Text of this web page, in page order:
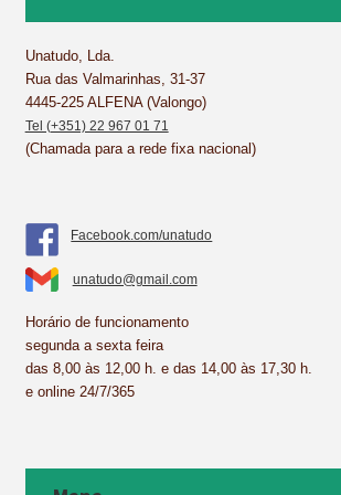
o
k
e
s
t
I
p
Unatudo, Lda.
Rua das Valmarinhas, 31-37
4445-225 ALFENA (Valongo)
Tel (+351) 22 967 01 71
(Chamada para a rede fixa nacional)
Facebook.com/unatudo
unatudo@gmail.com
Horário de funcionamento
segunda a sexta feira
das 8,00 às 12,00 h. e das 14,00 às 17,30 h.
e online 24/7/365